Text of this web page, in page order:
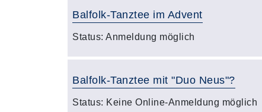
Balfolk-Tanztee im Advent
Status: Anmeldung möglich
Balfolk-Tanztee mit "Duo Neus"?
Status: Keine Online-Anmeldung möglich